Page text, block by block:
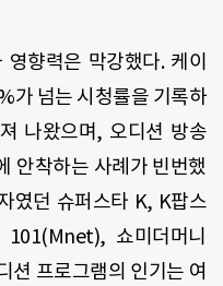
향력은 막강했다. 케이
가 넘는 시청률을 기록하
나왔으며, 오디션 방송
안착하는 사례가 빈번했
였던 슈퍼스타 K, K팝스
쇼미더머니
프로그램의 인기는 여